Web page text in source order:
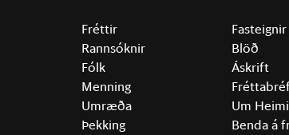
Fréttir
Rannsóknir
Fólk
Menning
Umræða
Þekking
Fasteignir
Blöð
Áskrift
Um
Benda á